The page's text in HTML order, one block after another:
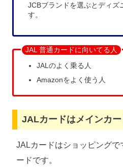
JCBブランドを選ぶとディズ
す。
JAL 普通カードに向いてる人
JALのよく乗る人
Amazonをよく使う人
JALカードはメインカ
JALカードはショッピングで
ードです。